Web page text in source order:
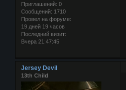
Приглашений: 0
Сообщений: 1710
Провел на форуме:
19 дней 19 часов
Последний визит:
Вчера 21:47:45
Jersey Devil
13th Child